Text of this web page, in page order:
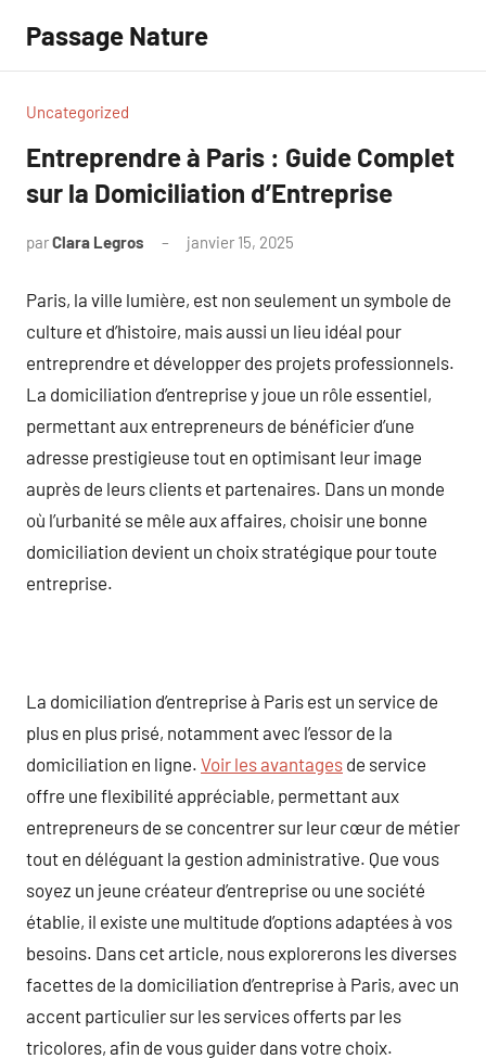
contenu
Passage Nature
Uncategorized
Entreprendre à Paris : Guide Complet
sur la Domiciliation d’Entreprise
parClara Legros janvier 15, 2025
Paris, la ville lumière, est non seulement un symbole de
culture et d’histoire, mais aussi un lieu idéal pour
entreprendre et développer des projets professionnels.
La domiciliation d’entreprise y joue un rôle essentiel,
permettant aux entrepreneurs de bénéficier d’une
adresse prestigieuse tout en optimisant leur image
auprès de leurs clients et partenaires. Dans un monde
où l’urbanité se mêle aux affaires, choisir une bonne
domiciliation devient un choix stratégique pour toute
entreprise.
La domiciliation d’entreprise à Paris est un service de
plus en plus prisé, notamment avec l’essor de la
domiciliation en ligne. Voir les avantages de service
offre une flexibilité appréciable, permettant aux
entrepreneurs de se concentrer sur leur cœur de métier
tout en déléguant la gestion administrative. Que vous
soyez un jeune créateur d’entreprise ou une société
établie, il existe une multitude d’options adaptées à vos
besoins. Dans cet article, nous explorerons les diverses
facettes de la domiciliation d’entreprise à Paris, avec un
accent particulier sur les services offerts par les
tricolores, afin de vous guider dans votre choix.